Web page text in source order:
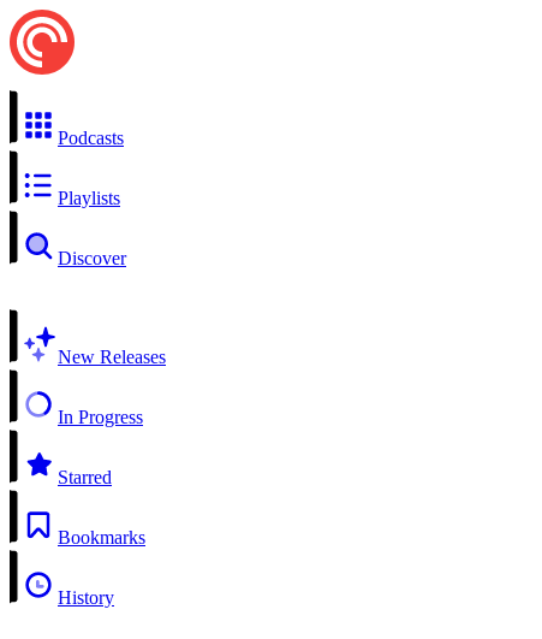
Podcasts
Playlists
Discover
New Releases
In Progress
Starred
Bookmarks
History